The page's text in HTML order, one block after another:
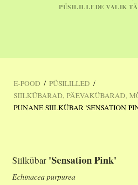
PÜSILILLEDE VALIK
E-POOD / PÜSILILLED /
SIILKÜBARAD, PÄEVAKÜBARAD,
PUNANE SIILKÜBAR 'SENSATION
Siilkübar 'Sensation Pink'
Echinacea purpurea